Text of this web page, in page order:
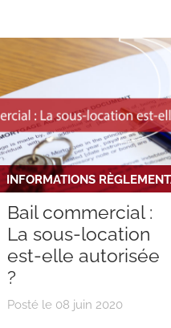
Bail commercial :
La sous-location
est-elle autorisée
?
Posté le 08 juin 2020